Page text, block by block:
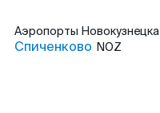
Аэропорты Новокузнецка
Спиченково NOZ